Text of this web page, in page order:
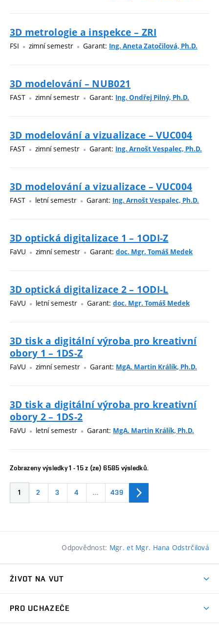
3D metrologie a inspekce – ZRI
FSI zimní semestr Garant: Ing. Aneta Zatočilová, Ph.D.
3D modelování – NUB021
FAST zimní semestr Garant: Ing. Ondřej Pilný, Ph.D.
3D modelování a vizualizace – VUC004
FAST zimní semestr Garant: Ing. Arnošt Vespalec, Ph.D.
3D modelování a vizualizace – VUC004
FAST letní semestr Garant: Ing. Arnošt Vespalec, Ph.D.
3D optická digitalizace 1 – 1ODI-Z
FaVU zimní semestr Garant: doc. Mgr. Tomáš Medek
3D optická digitalizace 2 – 1ODI-L
FaVU letní semestr Garant: doc. Mgr. Tomáš Medek
3D tisk a digitální výroba pro kreativní
obory 1 – 1DS-Z
FaVU zimní semestr Garant: MgA. Martin Králík, Ph.D.
3D tisk a digitální výroba pro kreativní
obory 2 – 1DS-2
FaVU letní semestr Garant: MgA. Martin Králík, Ph.D.
Zobrazeny výsledky 1 - 15 z (ze) 6585 výsledků.
1 2 3 4 … 439
Odpovědnost: Mgr. et Mgr. Hana Odstrčilová
ŽIVOT NA VUT
PRO UCHAZEČE